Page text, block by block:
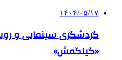
۱۴۰۴/۰۵/۱۷
گردشگری سینمایی و
«گیلگمش»